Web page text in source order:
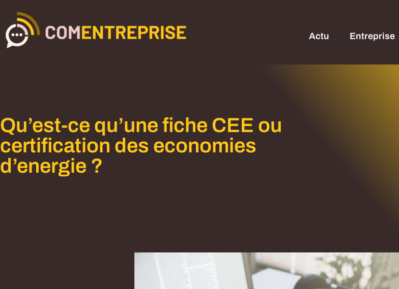
Actu Entreprise
Qu’est-ce qu’une fiche CEE ou
certification des economies
d’energie ?